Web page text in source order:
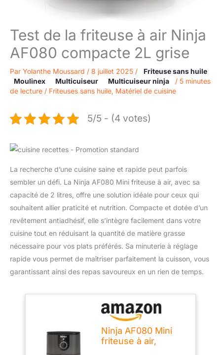
Test de la friteuse à air Ninja
AF080 compacte 2L grise
Par Yolanthe Moussard / 8 juillet 2025 /
Friteuse sans huile
Moulinex
Multicuiseur Multicuiseur ninja / 5 minutes
de lecture / Friteuses sans huile, Matériel de cuisine
5/5 - (4 votes)
La recherche d’une cuisine saine et rapide peut parfois
sembler un défi. La Ninja AF080 Mini friteuse à air, avec sa
capacité de 2 litres, offre une solution idéale pour ceux qui
souhaitent allier praticité et nutrition. Compacte et dotée d’un
revêtement antiadhésif, elle s’intègre facilement dans votre
cuisine tout en réduisant la quantité de matière grasse
nécessaire pour vos plats préférés. Sa minuterie à réglage
rapide vous permet de maîtriser parfaitement la cuisson, vous
garantissant ainsi des repas savoureux en un rien de temps.
Ninja AF080 Mini
friteuse à air,